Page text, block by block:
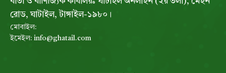
রোড, ঘাটাইল, টাঙ্গাইল-১৯৮০।
মোবাইল:
ইমেইল: info@ghatail.com